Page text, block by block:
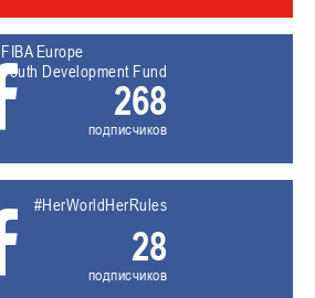
FIBA Europe
Youth Development Fund
268
подписчиков
#HerWorldHerRules
28
подписчиков